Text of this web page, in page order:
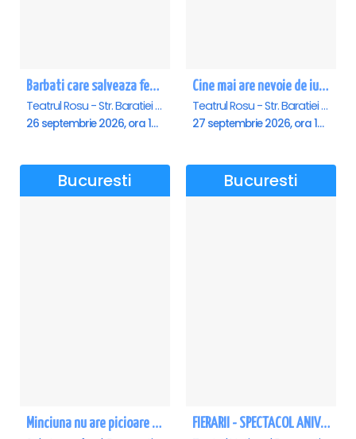
Barbati care salveaza femei
Teatrul Rosu - Str. Baratiei 31, Bucuresti
26 septembrie 2026, ora 19:30
Cine mai are nevoie de iubire?
Teatrul Rosu - Str. Baratiei 31, Bucuresti
27 septembrie 2026, ora 18:00
Bucuresti
Minciuna nu are picioare atat de lungi - Sala Luceafarul
Bucuresti
FIERARII - SPECTACOL ANIVERSAR GEORGE MIHĂIȚĂ